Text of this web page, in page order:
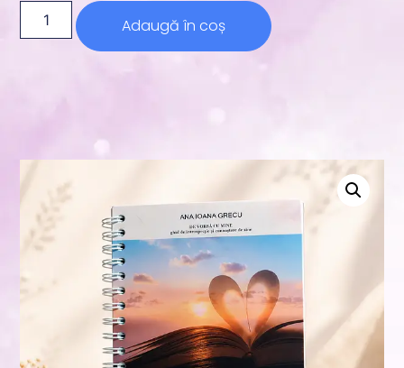
Adaugă în coș